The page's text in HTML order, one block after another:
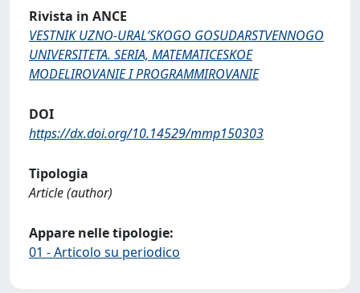
Rivista in ANCE
VESTNIK UZNO-URALʹSKOGO GOSUDARSTVENNOGO
UNIVERSITETA. SERIA, MATEMATICESKOE
MODELIROVANIE I PROGRAMMIROVANIE
DOI
https://dx.doi.org/10.14529/mmp150303
Tipologia
Article (author)
Appare nelle tipologie:
01 - Articolo su periodico